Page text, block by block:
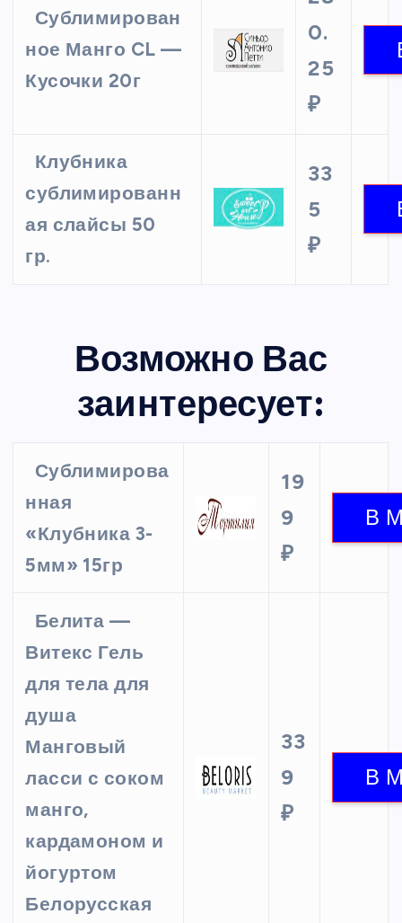
Сублимирован
ное Манго CL —
Кусочки 20г
0.
25
₽
Клубника
сублимированн
ая слайсы 50
гр.
33
5
₽
Возможно Вас
заинтересует:
Сублимирова
нная
«Клубника 3-
5мм» 15гр
19
9
₽
Белита —
Витекс Гель
для тела для
душа
Манговый
ласси с соком
манго,
кардамоном и
йогуртом
Белорусская
33
9
₽